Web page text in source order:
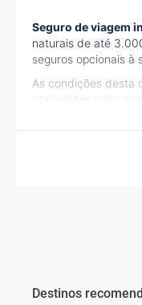
Seguro de viagem
naturais de até
seguros opcionais à
As condições desta
abrangidas pelas
Destinos